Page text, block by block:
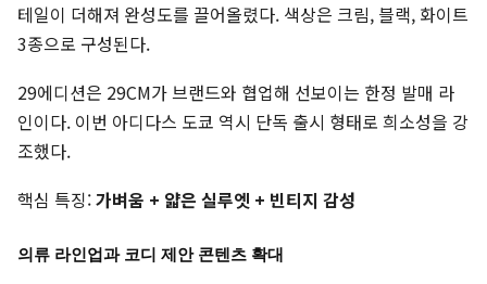
테일이 더해져 완성도를 끌어올렸다. 색상은 크림, 블랙, 화이트
3종으로 구성된다.
29에디션은 29CM가 브랜드와 협업해 선보이는 한정 발매 라
인이다. 이번 아디다스 도쿄 역시 단독 출시 형태로 희소성을 강
조했다.
핵심 특징:가벼움 + 얇은 실루엣 + 빈티지 감성
의류 라인업과 코디 제안 콘텐츠 확대